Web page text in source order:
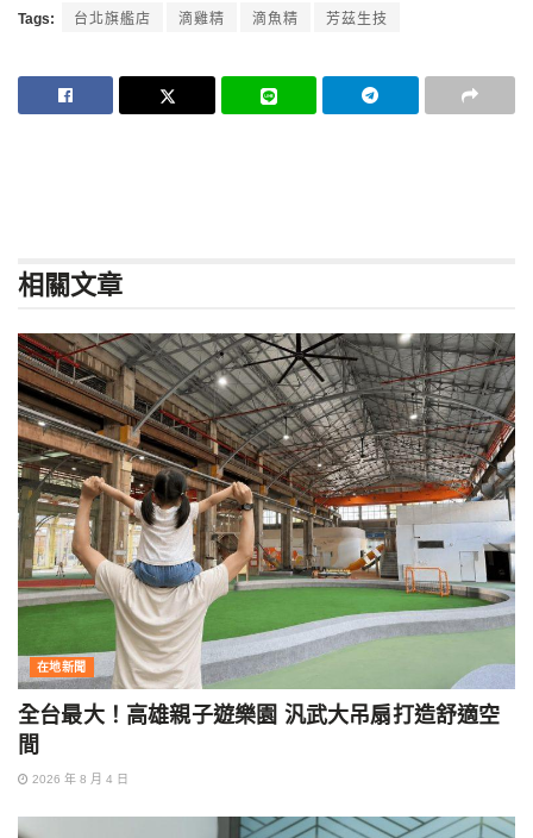
Tags: 台北旗艦店 滴雞精 滴魚精 芳茲生技
相關文章
在地新聞
全台最大！高雄親子遊樂園 汎武大吊扇打造舒適空
間
2026 年 8 月 4 日